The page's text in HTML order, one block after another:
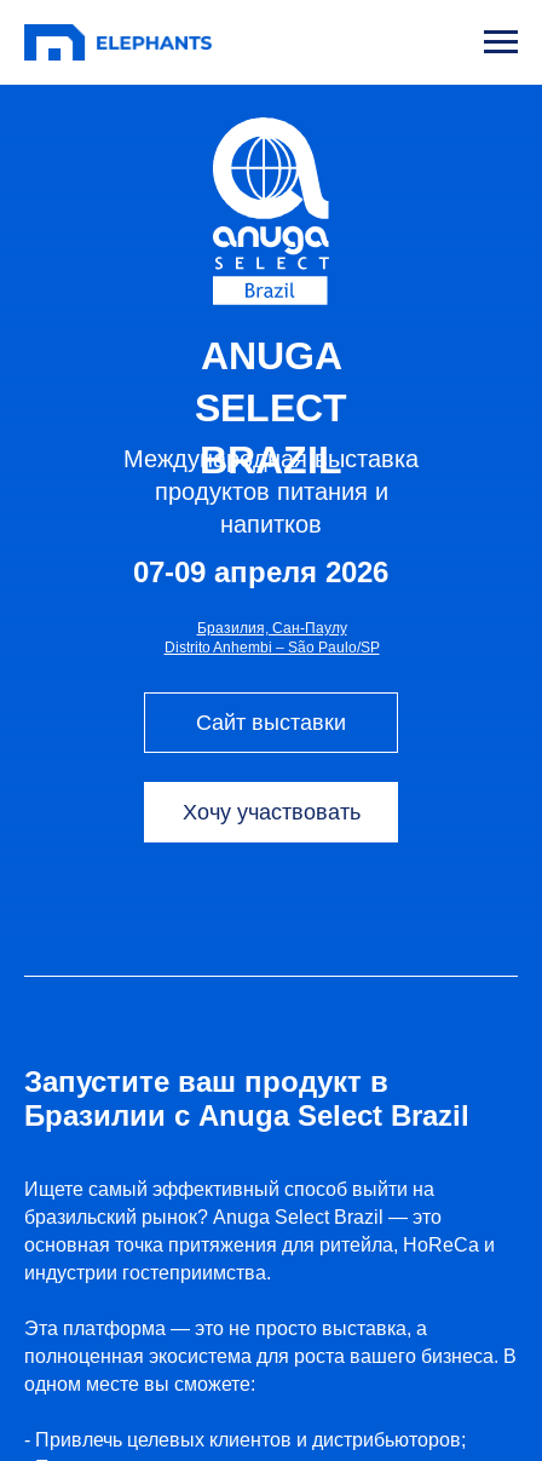
Международная выставка
продуктов питания и
напитков
07-09 апреля 2026
Бразилия, Сан-Паулу
Distrito Anhembi – São Paulo/SP
ПРИ ПОДДЕРЖКЕ
ANUGA
SELECT
BRAZIL
Хочу участвовать
Сайт выставки
Запустите ваш продукт в
Бразилии с Anuga Select Brazil
Ищете самый эффективный способ выйти на
бразильский рынок? Anuga Select Brazil — это
основная точка притяжения для ритейла, HoReCa и
индустрии гостеприимства.
Эта платформа — это не просто выставка, а
полноценная экосистема для роста вашего бизнеса. В
одном месте вы сможете:
- Привлечь целевых клиентов и дистрибьюторов;